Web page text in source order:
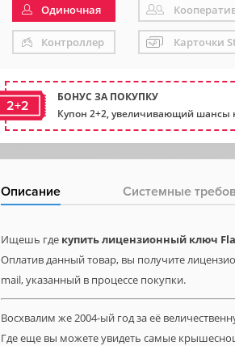
Одиночная
Контроллер Карточки
2+2
БОНУС ЗА ПОКУПКУ
Купон 2+2, увеличивающий шансы
Описание Системные
Ищешь где купить лицензионный ключ
Оплатив данный товар, вы получите
mail, указанный в процессе покупки.
Восхвалим же 2004-ый год за её
Где еще вы можете увидеть самые